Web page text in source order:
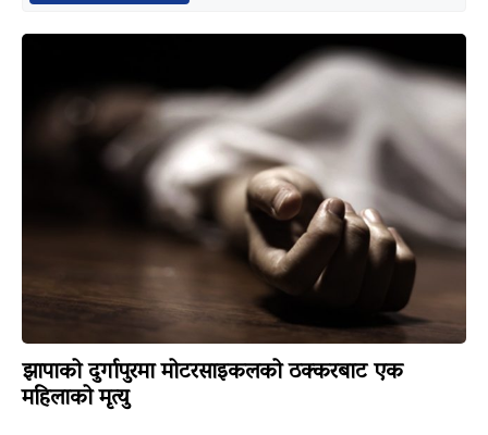
झापाको दुर्गापुरमा मोटरसाइकलको ठक्करबाट एक
महिलाको मृत्यु